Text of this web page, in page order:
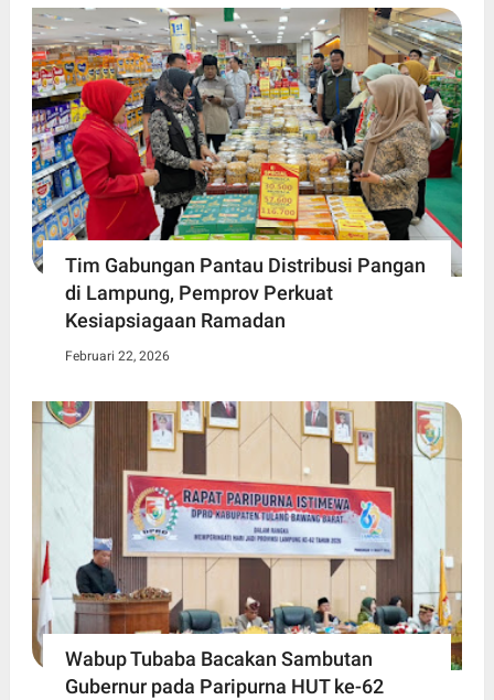
Tim Gabungan Pantau Distribusi Pangan
di Lampung, Pemprov Perkuat
Kesiapsiagaan Ramadan
Februari 22, 2026
Wabup Tubaba Bacakan Sambutan
Gubernur pada Paripurna HUT ke-62